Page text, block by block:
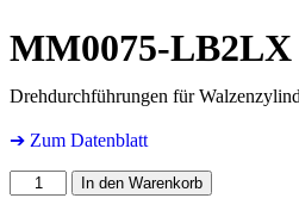
MM0075-LB2LX
Drehdurchführungen für
➔ Zum Datenblatt
In den Warenkorb